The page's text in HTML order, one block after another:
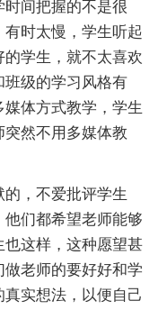
间把握的不是很
时太慢，学生听起
学生，就不太喜欢
班级的学习风格有
体方式教学，学生
然不用多媒体教
，不爱批评学生
们都希望老师能够
这样，这种愿望甚
老师的要好好和学
实想法，以便自己